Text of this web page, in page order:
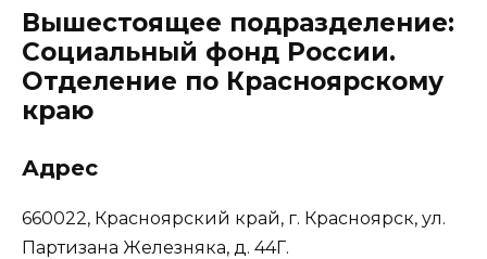
Вышестоящее подразделение:
Социальный фонд России.
Отделение по Красноярскому
краю
Адрес
660022, Красноярский край, г. Красноярск, ул.
Партизана Железняка, д. 44Г.